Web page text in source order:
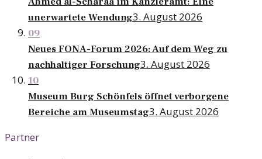
unerwartete Wendung3. August 2026
09
Neues FONA-Forum 2026: Auf dem Weg zu
nachhaltiger Forschung3. August 2026
10
Museum Burg Schönfels öffnet verborgene
Bereiche am Museumstag3. August 2026
Partner